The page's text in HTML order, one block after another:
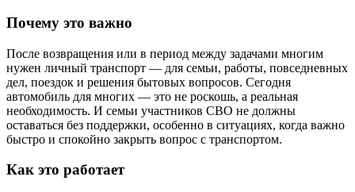
Почему это важно
После возвращения или в период между задачами многим
нужен личный транспорт — для семьи, работы, повседневных
дел, поездок и решения бытовых вопросов. Сегодня
автомобиль для многих — это не роскошь, а реальная
необходимость. И семьи участников СВО не должны
оставаться без поддержки, особенно в ситуациях, когда важно
быстро и спокойно закрыть вопрос с транспортом.
Как это работает